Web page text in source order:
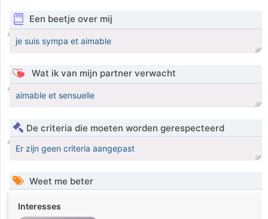
Een beetje over mij
je suis sympa et aimable
Wat ik van mijn partner verwacht
aimable et sensuelle
De criteria die moeten worden gerespecteerd
Er zijn geen criteria aangepast
Weet me beter
Interesses